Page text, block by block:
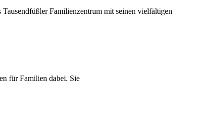
Familienzentrum mit seinen vielfältigen
für Familien dabei. Sie